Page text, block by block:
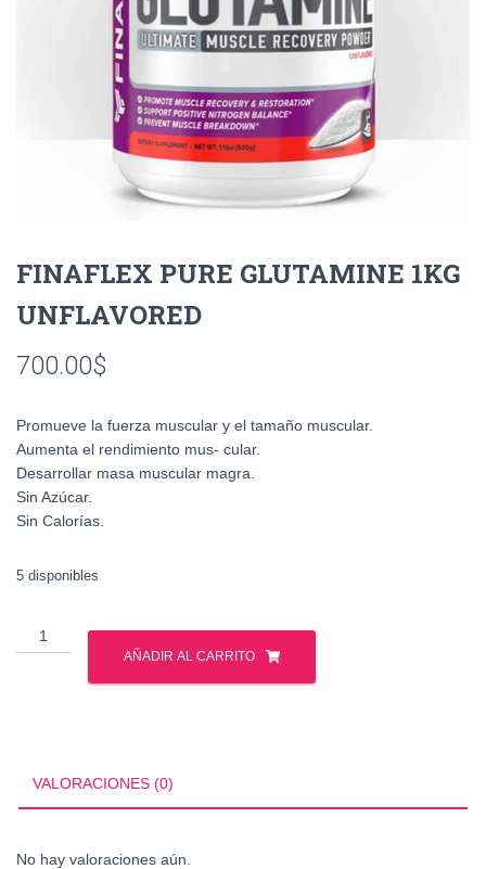
FINAFLEX PURE GLUTAMINE 1KG
UNFLAVORED
700.00$
Promueve la fuerza muscular y el tamaño muscular.
Aumenta el rendimiento mus- cular.
Desarrollar masa muscular magra.
Sin Azúcar.
Sin Calorías.
5 disponibles
FINAFLEX
PURE
GLUTAMINE
AÑADIR AL CARRITO
VALORACIONES (0)
No hay valoraciones aún.